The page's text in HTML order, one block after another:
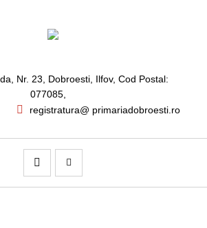
Nr. 23 Dobroesti, Ilfov, Cod Postal:
077085,
registratura@ primariadobroesti.ro